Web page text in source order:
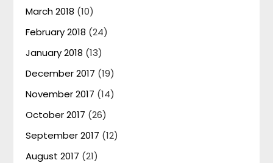
March 2018 (10)
February 2018 (24)
January 2018 (13)
December 2017 (19)
November 2017 (14)
October 2017 (26)
September 2017 (12)
August 2017 (21)